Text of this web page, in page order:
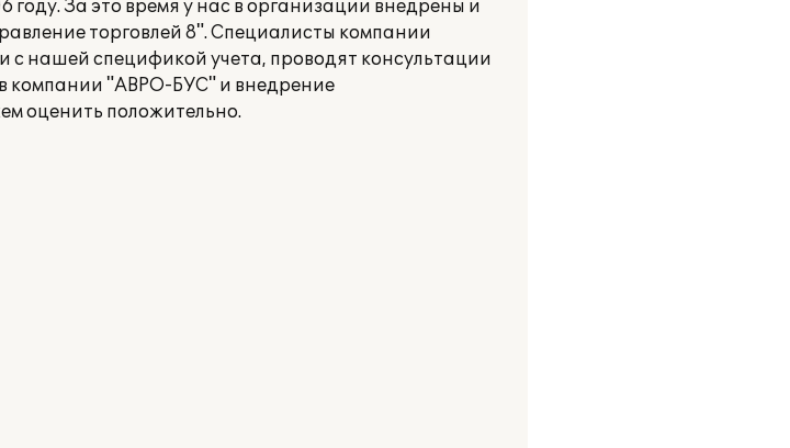
За это время у нас в организации внедрены и
торговлей 8". Специалисты компании
нашей спецификой учета, проводят консультации
компании "АВРО-БУС" и внедрение
оценить положительно.